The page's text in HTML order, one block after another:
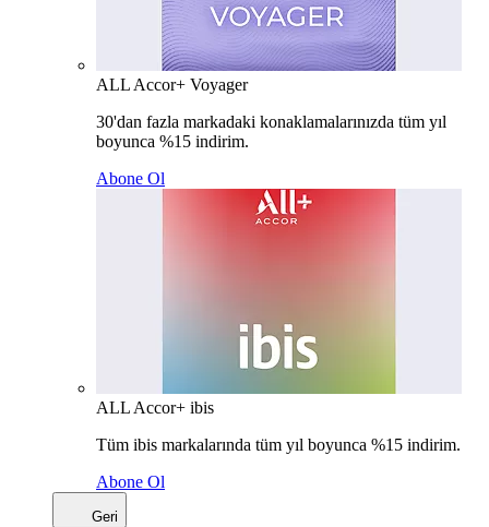
ALL Accor+ Voyager
30'dan fazla markadaki konaklamalarınızda tüm yıl
boyunca %15 indirim.
Abone Ol
ALL Accor+ ibis
Tüm ibis markalarında tüm yıl boyunca %15 indirim.
Abone Ol
Geri